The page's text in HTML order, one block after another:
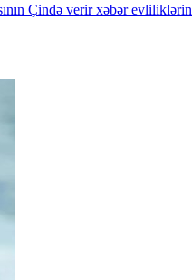
Çində verirxəbərevliliklərin